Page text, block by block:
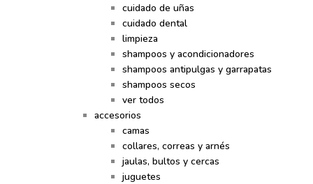
cuidado de uñas
cuidado dental
limpieza
shampoos y acondicionadores
shampoos antipulgas y garrapatas
shampoos secos
ver todos
accesorios
camas
collares, correas y arnés
jaulas, bultos y cercas
juguetes